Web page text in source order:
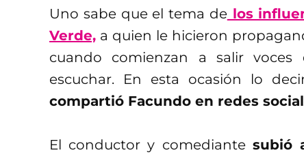
Uno sabe que el tema delos
Verde, a quien le hicieron
cuando comienzan a salir
escuchar. En esta ocasión lo
compartió Facundo en redes
El conductor y comediante subió